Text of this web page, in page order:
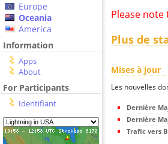
Europe
Oceania
America
Information
Apps
About
For Participants
Identifiant
Please
Plus de
Mises à jour
Les nouvelles
Dernière
Dernière
Trafic vers